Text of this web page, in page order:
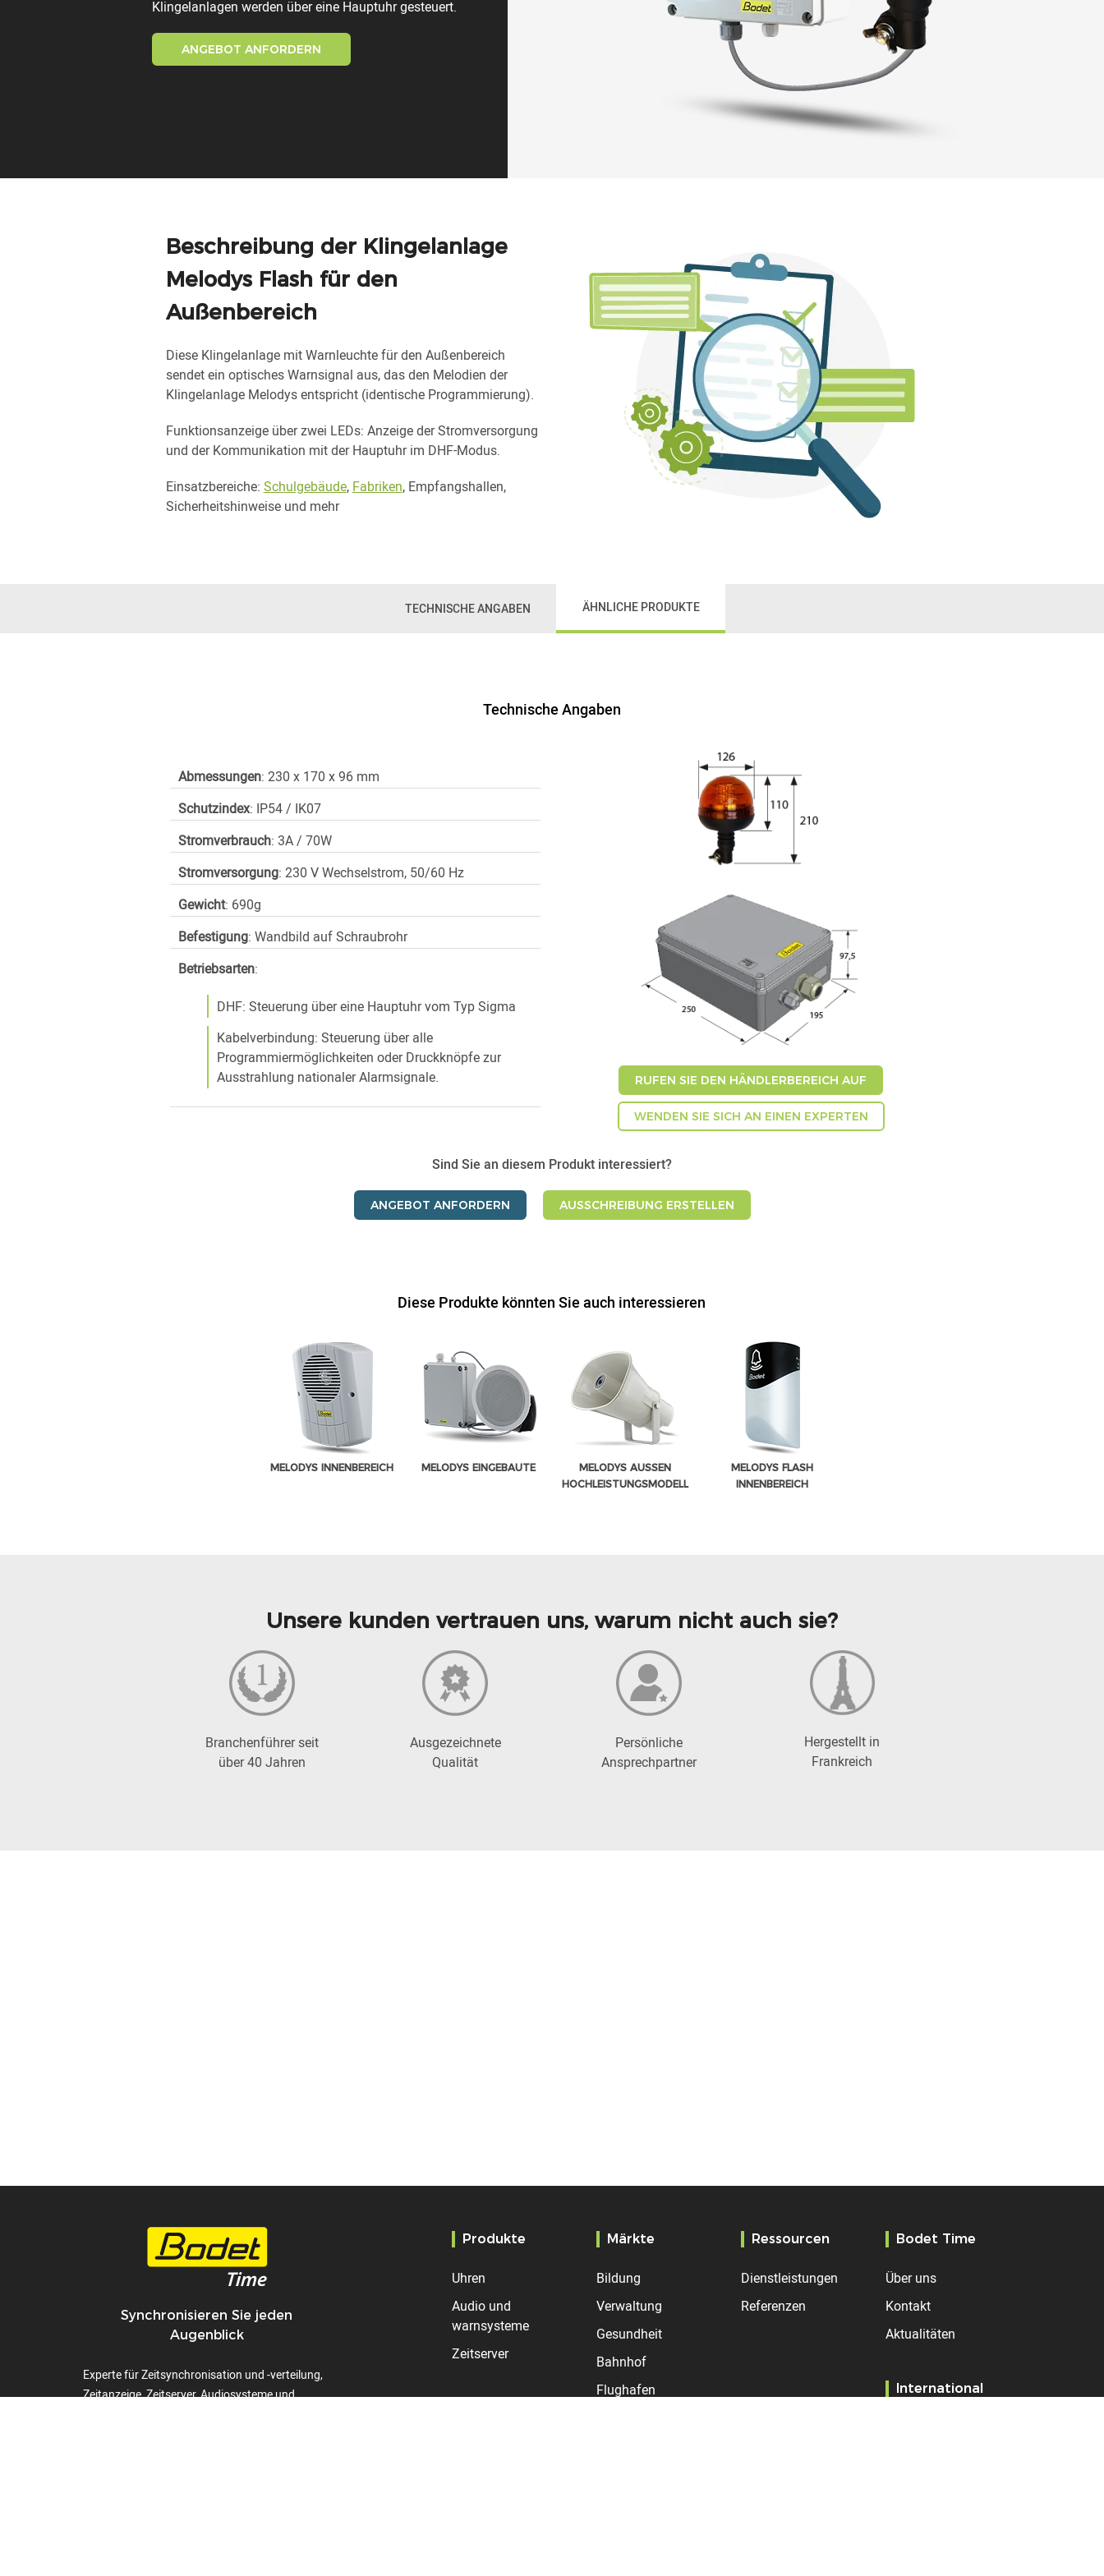
Klingelanlagen werden über eine Hauptuhr gesteuert.
ANGEBOT ANFORDERN
Beschreibung der Klingelanlage
Melodys Flash für den
Außenbereich
Diese Klingelanlage mit Warnleuchte für den Außenbereich
sendet ein optisches Warnsignal aus, das den Melodien der
Klingelanlage Melodys entspricht (identische Programmierung).
Funktionsanzeige über zwei LEDs: Anzeige der Stromversorgung
und der Kommunikation mit der Hauptuhr im DHF-Modus.
Einsatzbereiche: Schulgebäude, Fabriken, Empfangshallen,
Sicherheitshinweise und mehr
TECHNISCHE ANGABEN ÄHNLICHE PRODUKTE
Technische Angaben
Abmessungen: 230 x 170 x 96 mm
Schutzindex: IP54 / IK07
Stromverbrauch: 3A / 70W
Stromversorgung: 230 V Wechselstrom, 50/60 Hz
Gewicht: 690g
Befestigung: Wandbild auf Schraubrohr
Betriebsarten:
DHF: Steuerung über eine Hauptuhr vom Typ Sigma
Kabelverbindung: Steuerung über alle
Programmiermöglichkeiten oder Druckknöpfe zur
Ausstrahlung nationaler Alarmsignale.
RUFEN SIE DEN HÄNDLERBEREICH AUF
WENDEN SIE SICH AN EINEN EXPERTEN
Sind Sie an diesem Produkt interessiert?
ANGEBOT ANFORDERN AUSSCHREIBUNG ERSTELLEN
Diese Produkte könnten Sie auch interessieren
MELODYS INNENBEREICH MELODYS EINGEBAUTE
MELODYS AUSSEN H
OCHLEISTUNGSMODELL
MELODYS FLASH
INNENBEREICH
Unsere kunden vertrauen uns, warum nicht auch sie?
Branchenführer seit
über 40 Jahren
Ausgezeichnete
Qualität
Persönliche
Ansprechpartner
Hergestellt in
Frankreich
Produkte
Uhren
Audio und
warnsysteme
Zeitserver
Märkte
Bildung
Verwaltung
Gesundheit
Bahnhof
Flughafen
Ressourcen
Dienstleistungen
Referenzen
Bodet Time
Über uns
Kontakt
Aktualitäten
International
Synchronisieren Sie jeden
Augenblick
Experte für Zeitsynchronisation und -verteilung,
Zeitanzeige, Zeitserver, Audiosysteme und